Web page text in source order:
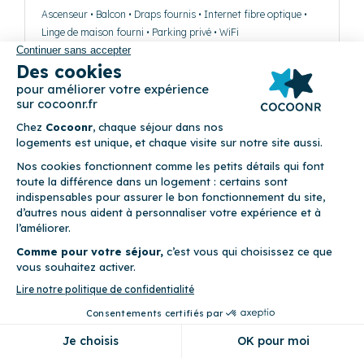
Ascenseur • Balcon • Draps fournis • Internet fibre optique •
Linge de maison fourni • Parking privé • WiFi
Précédent Suivant
Village Lessy - Apt. O6
(2)
6931 Route du Chinaillon 74450 Le Grand-